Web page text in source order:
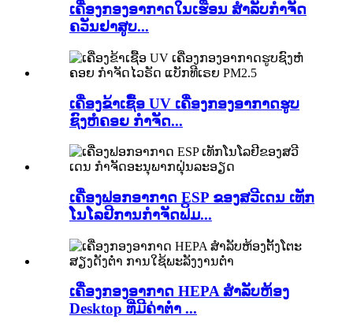
ເຄື່ອງກອງອາກາດໃນເຮືອນ ສຳລັບກຳຈັດ
ຄວັນຢາສູບ...
ເຄື່ອງຂ້າເຊື້ອ UV ເຄື່ອງກອງອາກາດຮູບ
ຊົງຫໍຄອຍ ກຳຈັດ...
ເຄື່ອງຟອກອາກາດ ESP ຂອງສວີເດນ ເທັກ
ໂນໂລຢີການກຳຈັດຟິມ...
ເຄື່ອງກອງອາກາດ HEPA ສຳລັບຫ້ອງ
Desktop ທີ່ມີຄ່າຕໍ່າ ...